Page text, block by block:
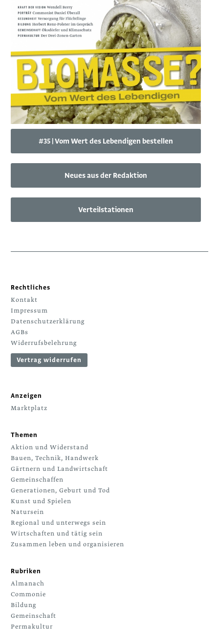
#35 | Vom Wert des Lebendigen bestellen
Neues aus der Redaktion
Verteilstationen
Rechtliches
Kontakt
Impressum
Datenschutzerklärung
AGBs
Widerrufsbelehrung
Vertrag widerrufen
Anzeigen
Marktplatz
Themen
Aktion und Widerstand
Bauen, Technik, Handwerk
Gärtnern und Landwirtschaft
Gemeinschaffen
Generationen, Geburt und Tod
Kunst und Spielen
Natursein
Regional und unterwegs sein
Wirtschaften und tätig sein
Zusammen leben und organisieren
Rubriken
Almanach
Commonie
Bildung
Gemeinschaft
Permakultur